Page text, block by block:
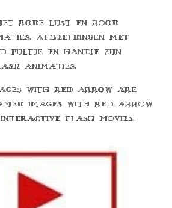
rode lijst en rood
Afbeeldingen met
pijltje en handje zijn
animaties.
with red arrow are
images with red arrow
flash movies.